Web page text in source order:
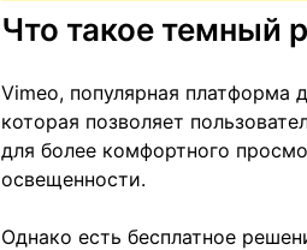
Что такое темный
Vimeo, популярная
которая позволяет
для более комфортного
освещенности.
Однако есть бесплатное